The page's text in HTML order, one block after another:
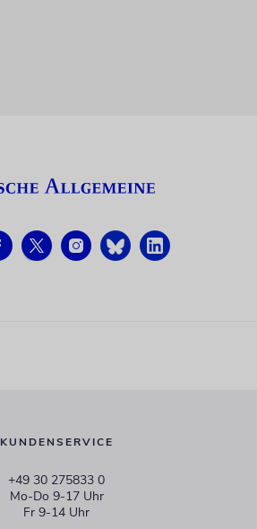
KUNDENSERVICE
+49 30 275833 0
Mo-Do 9-17 Uhr
Fr 9-14 Uhr